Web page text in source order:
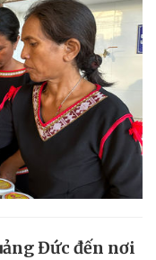
Đức đến nơi